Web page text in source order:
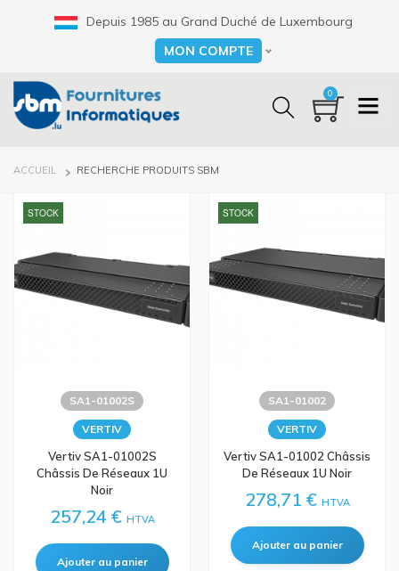
Depuis 1985 au Grand Duché de Luxembourg
Select your language
MON COMPTE
0
FIL
ACCUEIL RECHERCHE PRODUITS SBM
STOCK
SA1-01002S
VERTIV
Vertiv SA1-01002S
Châssis De Réseaux 1U
Noir
257,24 € HTVA
STOCK
SA1-01002
VERTIV
Vertiv SA1-01002 Châssis
De Réseaux 1U Noir
278,71 € HTVA